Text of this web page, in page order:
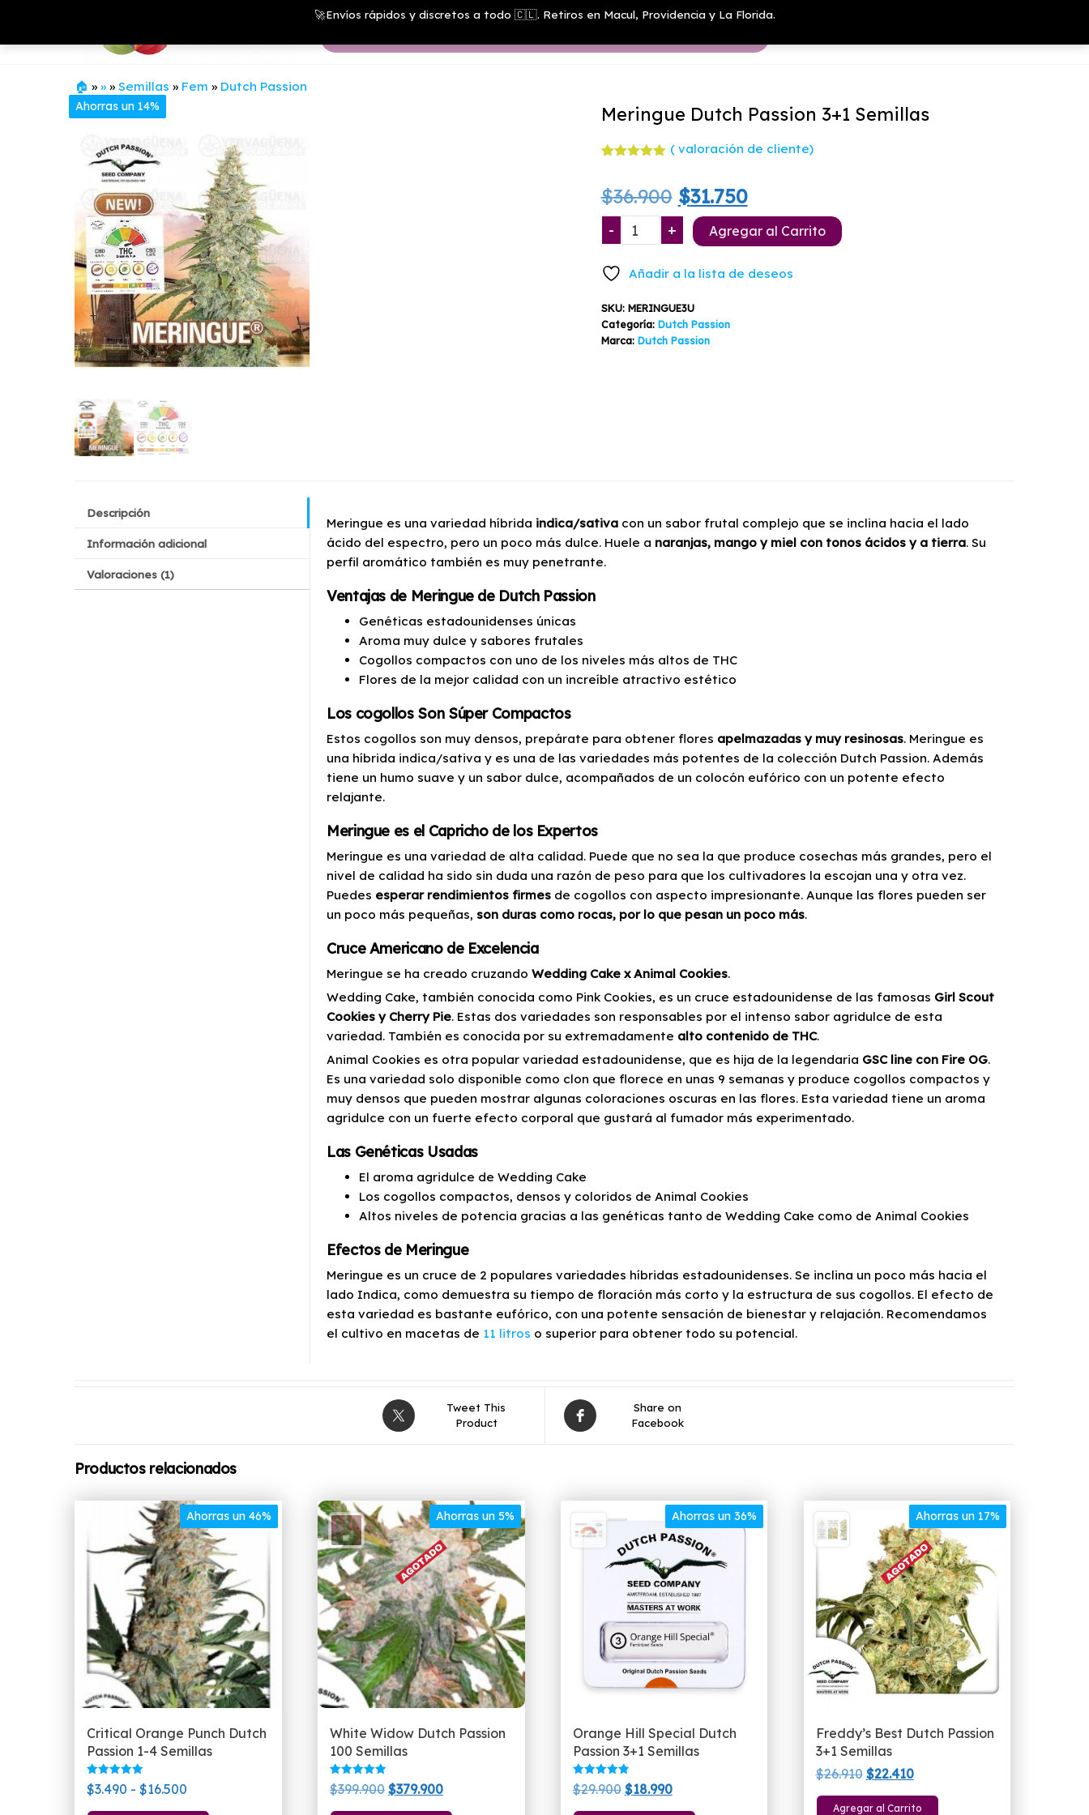
contenido
🚀Envíos rápidos y discretos a todo 🇨🇱. Retiros en Macul, Providencia y La Florida.
Growshop
& LED
🏠 » » » Semillas » Fem » Dutch Passion
Ahorras un 14% Meringue Dutch Passion 3+1 Semillas
de 5 en
base a
valoración
de un
(valoración de cliente)
$36.900 El
precio
$36.900.
$31.750El
precio
-
Meringue
Dutch
3+1
Semillas
cantidad
+ Agregar al Carrito
Añadir a la lista de deseos
SKU: MERINGUE3U
Categoría: Dutch Passion
Marca: Dutch Passion
Descripción
Información adicional
Valoraciones (1)
Meringue es una variedad híbrida indica/sativa con un sabor frutal complejo que se inclina hacia el lado
ácido del espectro, pero un poco más dulce. Huele a naranjas, mango y miel con tonos ácidos y a tierra. Su
perfil aromático también es muy penetrante.
Ventajas de Meringue de Dutch Passion
Genéticas estadounidenses únicas
Aroma muy dulce y sabores frutales
Cogollos compactos con uno de los niveles más altos de THC
Flores de la mejor calidad con un increíble atractivo estético
Los cogollos Son Súper Compactos
Estos cogollos son muy densos, prepárate para obtener flores apelmazadas y muy resinosas. Meringue es
una híbrida indica/sativa y es una de las variedades más potentes de la colección Dutch Passion. Además
tiene un humo suave y un sabor dulce, acompañados de un colocón eufórico con un potente efecto
relajante.
Meringue es el Capricho de los Expertos
Meringue es una variedad de alta calidad. Puede que no sea la que produce cosechas más grandes, pero el
nivel de calidad ha sido sin duda una razón de peso para que los cultivadores la escojan una y otra vez.
Puedes esperar rendimientos firmes de cogollos con aspecto impresionante. Aunque las flores pueden ser
un poco más pequeñas, son duras como rocas, por lo que pesan un poco más.
Cruce Americano de Excelencia
Meringue se ha creado cruzando Wedding Cake x Animal Cookies.
Wedding Cake, también conocida como Pink Cookies, es un cruce estadounidense de las famosas Girl Scout
Cookies y Cherry Pie. Estas dos variedades son responsables por el intenso sabor agridulce de esta
variedad. También es conocida por su extremadamente alto contenido de THC.
Animal Cookies es otra popular variedad estadounidense, que es hija de la legendaria GSC line con Fire OG.
Es una variedad solo disponible como clon que florece en unas 9 semanas y produce cogollos compactos y
muy densos que pueden mostrar algunas coloraciones oscuras en las flores. Esta variedad tiene un aroma
agridulce con un fuerte efecto corporal que gustará al fumador más experimentado.
Las Genéticas Usadas
El aroma agridulce de Wedding Cake
Los cogollos compactos, densos y coloridos de Animal Cookies
Altos niveles de potencia gracias a las genéticas tanto de Wedding Cake como de Animal Cookies
Efectos de Meringue
Meringue es un cruce de 2 populares variedades híbridas estadounidenses. Se inclina un poco más hacia el
lado Indica, como demuestra su tiempo de floración más corto y la estructura de sus cogollos. El efecto de
esta variedad es bastante eufórico, con una potente sensación de bienestar y relajación. Recomendamos
el cultivo en macetas de 11 litros o superior para obtener todo su potencial.
Tweet This
Product
Share on
Facebook
Productos relacionados
Ahorras un 46%
Critical Orange Punch Dutch
Passion 1-4 Semillas
Valorado
con
$3.490 - $16.500
de
Ahorras un 5%
White Widow Dutch Passion
100 Semillas
Valorado
con
$399.900 El
precio
$379.900El
precio
Ahorras un 36%
Orange Hill Special Dutch
Passion 3+1 Semillas
Valorado
con
$29.900 El
precio
$18.990El
precio
Ahorras un 17%
Freddy’s Best Dutch Passion
3+1 Semillas
$26.910 El
precio
$22.410El
precio
Agregar al Carrito